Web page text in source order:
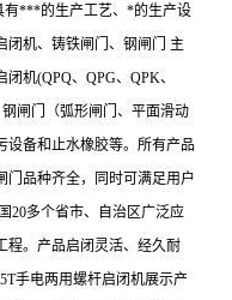
有***的生产工艺、*的生产设
闭机、铸铁闸门、钢闸门 主
机(QPQ、QPG、QPK、
闸门（弧形闸门、平面滑动
设备和止水橡胶等。所有产品
门品种齐全，同时可满足用户
20多个省市、自治区广泛应
程。产品启闭灵活、经久耐
手电两用螺杆启闭机展示产